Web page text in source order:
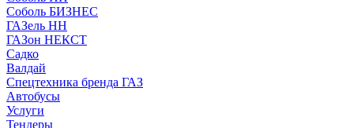
Соболь БИЗНЕС
ГАЗель НН
ГАЗон НЕКСТ
Садко
Валдай
Спецтехника бренда ГАЗ
Автобусы
Услуги
Тендеры